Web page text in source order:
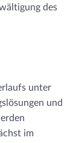
des
unter
und
im